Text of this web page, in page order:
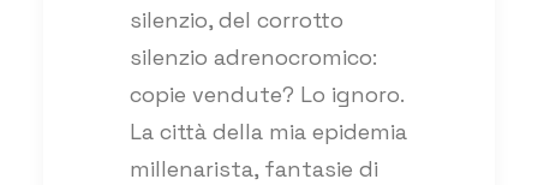
silenzio, del corrotto
silenzio adrenocromico:
copie vendute? Lo ignoro.
La città della mia epidemia
millenarista, fantasie di